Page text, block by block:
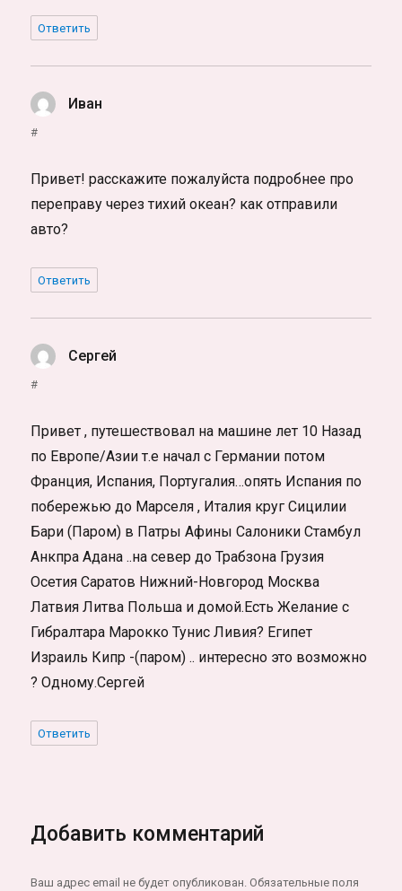
Ответить
Иван
#
Привет! расскажите пожалуйста подробнее про
переправу через тихий океан? как отправили
авто?
Ответить
Сергей
#
Привет , путешествовал на машине лет 10 Назад
по Европе/Азии т.е начал с Германии потом
Франция, Испания, Португалия…опять Испания по
побережью до Марселя , Италия круг Сицилии
Бари (Паром) в Патры Афины Салоники Стамбул
Анкпра Адана ..на север до Трабзона Грузия
Осетия Саратов Нижний-Новгород Москва
Латвия Литва Польша и домой.Есть Желание с
Гибралтара Марокко Тунис Ливия? Египет
Израиль Кипр -(паром) .. интересно это возможно
? Одному.Сергей
Ответить
Добавить комментарий
Ваш адрес email не будет опубликован. Обязательные поля